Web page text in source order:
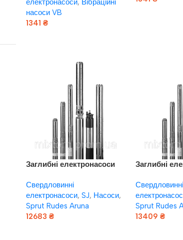
електронасоси, Вібраційні
насоси VB
1341 ₴
Заглибні електронасоси
(220V)
Свердловинні
електронасоси, SJ, Насоси,
Sprut Rudes Aruna
12683 ₴
Заглибні
(220V)
Свердловинні
Sprut Rudes
13409 ₴